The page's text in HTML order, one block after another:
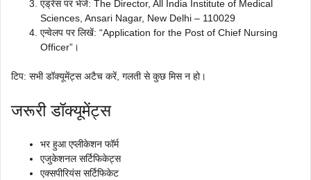
एड्रेस पर भेजें: The Director, All India Institute of Medical
Sciences, Ansari Nagar, New Delhi – 110029
एन्वेलप पर लिखें: “Application for the Post of Chief Nursing
Officer”।
टिप: सभी डॉक्यूमेंट्स अटैच करें, गलती से कुछ मिस न हो।
जरूरी डॉक्यूमेंट्स
भर हुआ एप्लीकेशन फॉर्म
एजुकेशनल सर्टिफिकेट्स
एक्सपीरियंस सर्टिफिकेट